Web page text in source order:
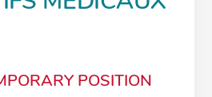
POSITION